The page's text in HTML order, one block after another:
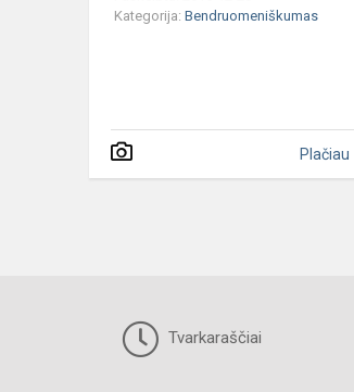
Kategorija: Bendruomeniškumas
Plačiau
Tvarkaraščiai